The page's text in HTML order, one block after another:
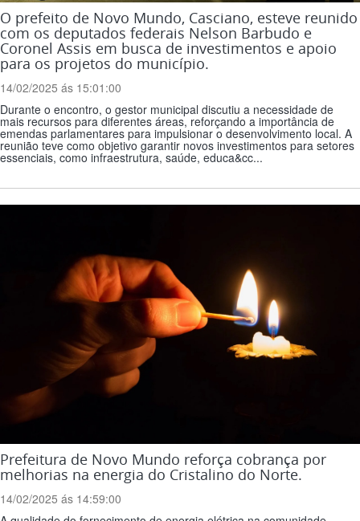
O prefeito de Novo Mundo, Casciano, esteve reunido
com os deputados federais Nelson Barbudo e
Coronel Assis em busca de investimentos e apoio
para os projetos do município.
14/02/2025 ás 15:01:00
Durante o encontro, o gestor municipal discutiu a necessidade de
mais recursos para diferentes áreas, reforçando a importância de
emendas parlamentares para impulsionar o desenvolvimento local. A
reunião teve como objetivo garantir novos investimentos para setores
essenciais, como infraestrutura, saúde, educa&cc...
Prefeitura de Novo Mundo reforça cobrança por
melhorias na energia do Cristalino do Norte.
14/02/2025 ás 14:59:00